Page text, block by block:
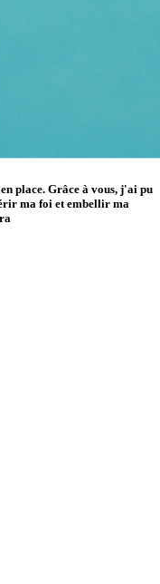
place. Grâce à vous, j'ai pu
ma foi et embellir ma